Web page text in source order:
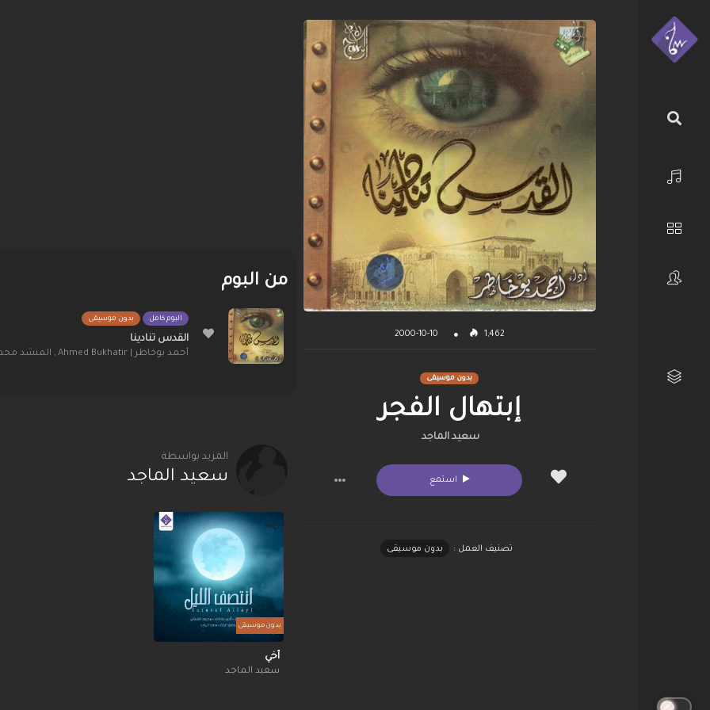
استكشف
1,462
2000-10-10
بدون موسيقى
إبتهال الفجر
سعيد الماجد
استمع
تصنيف العمل : بدون موسيقى
من البوم
البوم كامل بدون موسيقى
القدس تنادينا
أحمد بوخاطر | Ahmed Bukhatir , المنشد
المزيد بواسطة
سعيد الماجد
بدون موسيقى
أخي
سعيد الماجد